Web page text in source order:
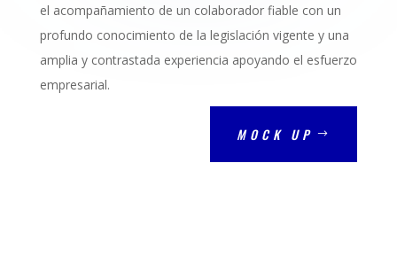
el acompañamiento de un colaborador fiable con un
profundo conocimiento de la legislación vigente y una
amplia y contrastada experiencia apoyando el esfuerzo
empresarial.
MOCK UP